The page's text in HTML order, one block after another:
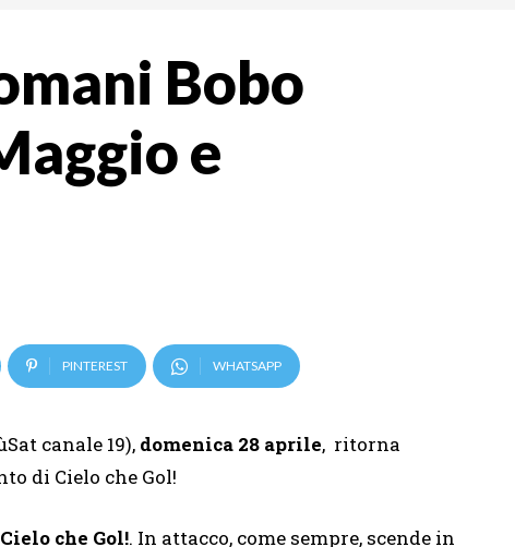
Bobo
e
PINTEREST WHATSAPP
canale 19), domenica 28 aprile, ritorna
di Cielo che Gol!
Cielo che Gol!. In attacco, come sempre, scende in